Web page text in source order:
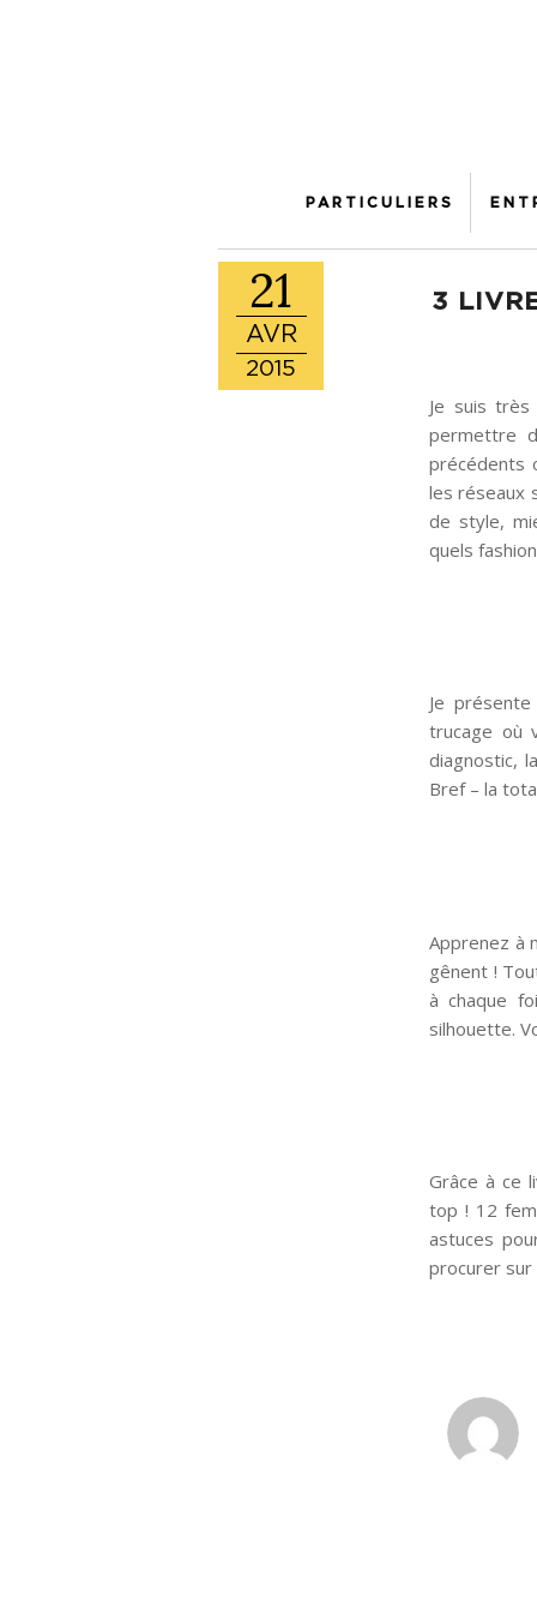
PARTICULIERS
21
AVR
2015
3
Je suis
permettre
précédents
les réseaux
de style,
quels
Je
trucage où
diagnostic,
Bref – la
Apprenez à
gênent !
à chaque
silhouette.
Grâce à ce
top ! 12
astuces
procurer sur
: